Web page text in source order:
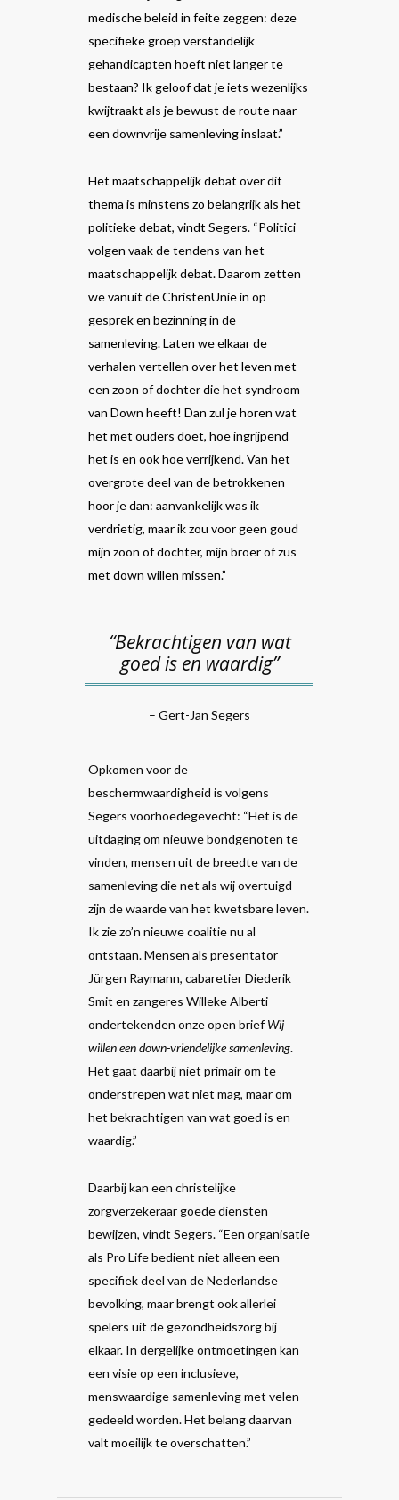
medische beleid in feite zeggen: deze
specifieke groep verstandelijk
gehandicapten hoeft niet langer te
bestaan? Ik geloof dat je iets wezenlijks
kwijtraakt als je bewust de route naar
een downvrije samenleving inslaat.”
Het maatschappelijk debat over dit
thema is minstens zo belangrijk als het
politieke debat, vindt Segers. “Politici
volgen vaak de tendens van het
maatschappelijk debat. Daarom zetten
we vanuit de ChristenUnie in op
gesprek en bezinning in de
samenleving. Laten we elkaar de
verhalen vertellen over het leven met
een zoon of dochter die het syndroom
van Down heeft! Dan zul je horen wat
het met ouders doet, hoe ingrijpend
het is en ook hoe verrijkend. Van het
overgrote deel van de betrokkenen
hoor je dan: aanvankelijk was ik
verdrietig, maar ik zou voor geen goud
mijn zoon of dochter, mijn broer of zus
met down willen missen.”
“Bekrachtigen van wat
goed is en waardig”
– Gert-Jan Segers
Opkomen voor de
beschermwaardigheid is volgens
Segers voorhoedegevecht: “Het is de
uitdaging om nieuwe bondgenoten te
vinden, mensen uit de breedte van de
samenleving die net als wij overtuigd
zijn de waarde van het kwetsbare leven.
Ik zie zo’n nieuwe coalitie nu al
ontstaan. Mensen als presentator
Jürgen Raymann, cabaretier Diederik
Smit en zangeres Willeke Alberti
ondertekenden onze open briefWij
willen een down-vriendelijke samenleving.
Het gaat daarbij niet primair om te
onderstrepen wat niet mag, maar om
het bekrachtigen van wat goed is en
waardig.”
Daarbij kan een christelijke
zorgverzekeraar goede diensten
bewijzen, vindt Segers. “Een organisatie
als Pro Life bedient niet alleen een
specifiek deel van de Nederlandse
bevolking, maar brengt ook allerlei
spelers uit de gezondheidszorg bij
elkaar. In dergelijke ontmoetingen kan
een visie op een inclusieve,
menswaardige samenleving met velen
gedeeld worden. Het belang daarvan
valt moeilijk te overschatten.”